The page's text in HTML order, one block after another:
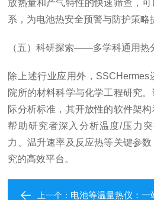
放热量和产气特性的快速筛查，
系，为电池热安全预警与防护策略
（五）科研探索——多学科通用热
除上述行业应用外，
院所的材料科学与化学工程研究
际分析标准，其开放性的软件架
帮助研究者深入分析温度/压力
力、温升速率及反应热等关键参
究的高效平台。
上一个： 电池等温量热仪：一